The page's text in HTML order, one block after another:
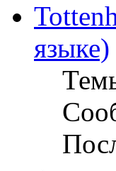
языке)